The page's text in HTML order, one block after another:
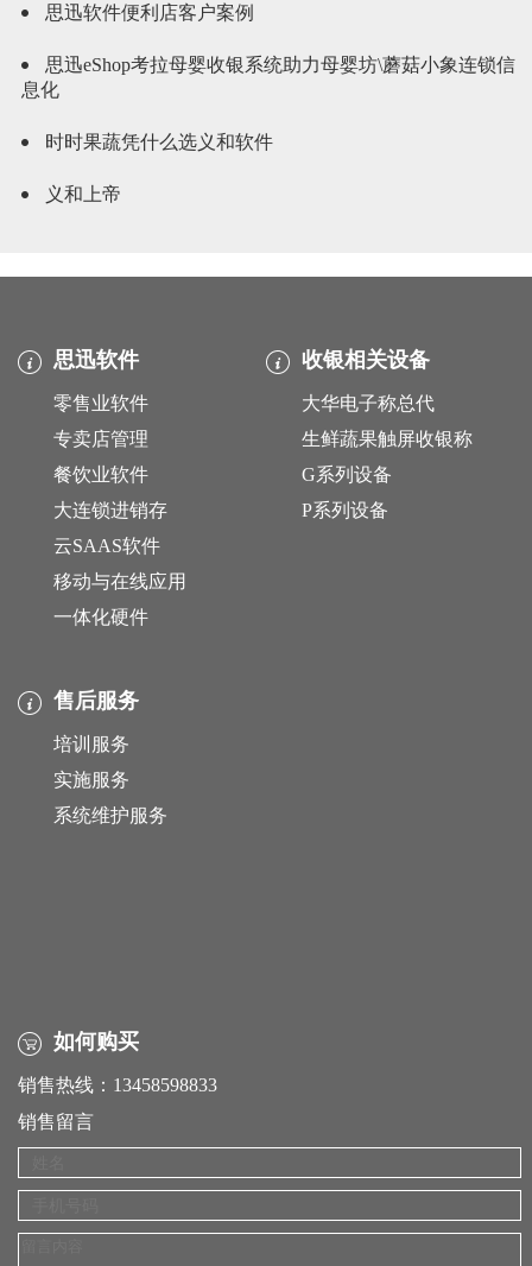
思迅软件便利店客户案例
思迅eShop考拉母婴收银系统助力母婴坊\蘑菇小象连锁信
息化
时时果蔬凭什么选义和软件
义和上帝
思迅软件
零售业软件
专卖店管理
餐饮业软件
大连锁进销存
云SAAS软件
移动与在线应用
一体化硬件
收银相关设备
大华电子称总代
生鲜蔬果触屏收银称
G系列设备
P系列设备
售后服务
培训服务
实施服务
系统维护服务
如何购买
销售热线：13458598833
销售留言